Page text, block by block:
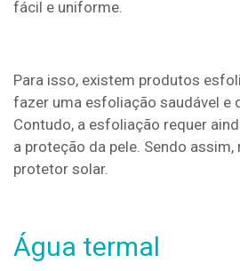
fácil e uniforme.
Para isso, existem produtos
fazer uma esfoliação saudável e
Contudo, a esfoliação requer
a proteção da pele. Sendo
protetor solar.
Água termal